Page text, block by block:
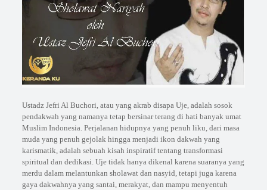
Ustadz Jefri Al Buchori, atau yang akrab disapa Uje, adalah sosok
pendakwah yang namanya tetap bersinar terang di hati banyak umat
Muslim Indonesia. Perjalanan hidupnya yang penuh liku, dari masa
muda yang penuh gejolak hingga menjadi ikon dakwah yang
karismatik, adalah sebuah kisah inspiratif tentang transformasi
spiritual dan dedikasi. Uje tidak hanya dikenal karena suaranya yang
merdu dalam melantunkan sholawat dan nasyid, tetapi juga karena
gaya dakwahnya yang santai, merakyat, dan mampu menyentuh